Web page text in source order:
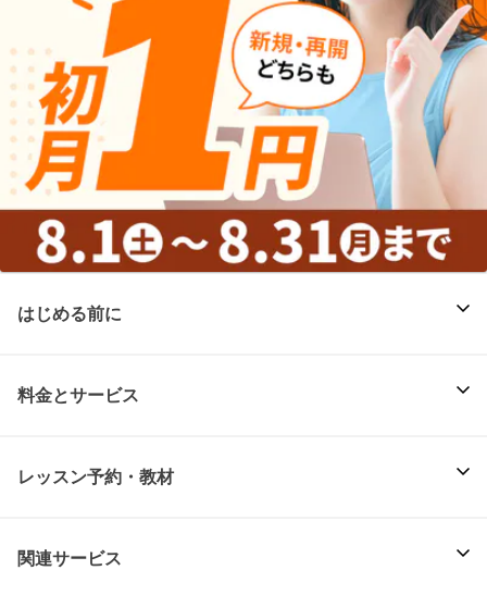
はじめる前に
料金とサービス
レッスン予約・教材
関連サービス